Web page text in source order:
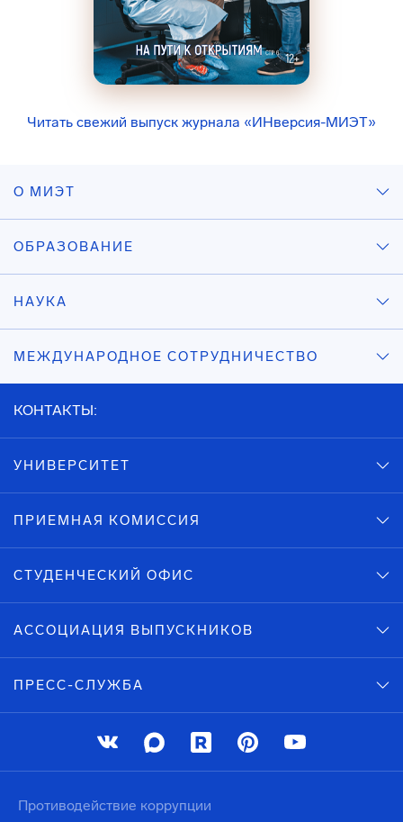
Читать свежий выпуск журнала «ИНверсия-МИЭТ»
О МИЭТ
ОБРАЗОВАНИЕ
НАУКА
МЕЖДУНАРОДНОЕ СОТРУДНИЧЕСТВО
КОНТАКТЫ:
УНИВЕРСИТЕТ
ПРИЕМНАЯ КОМИССИЯ
СТУДЕНЧЕСКИЙ ОФИС
АССОЦИАЦИЯ ВЫПУСКНИКОВ
ПРЕСС-СЛУЖБА
Противодействие коррупции